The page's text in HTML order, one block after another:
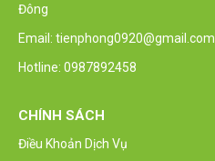
Đông
Email: tienphong0920@gmail.com
Hotline: 0987892458
CHÍNH SÁCH
Điều Khoản Dịch Vụ